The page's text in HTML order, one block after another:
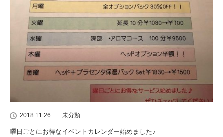
2018.11.26 未分類
曜日ごとにお得なイベントカレンダー始めました♪